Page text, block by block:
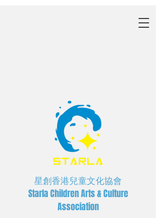
星創香港兒童文化協會
Starla Children Arts & Culture
Association